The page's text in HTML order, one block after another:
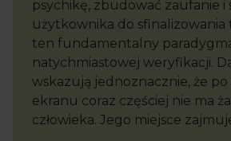
psychikę, zbudować zaufanie i
użytkownika do sfinalizowania
ten fundamentalny
natychmiastowej weryfikacji.
wskazują jednoznacznie, że
ekranu coraz częściej nie ma
człowieka. Jego miejsce